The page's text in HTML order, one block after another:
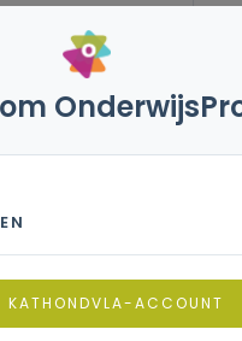
KATHONDVLA-ACCOUNT